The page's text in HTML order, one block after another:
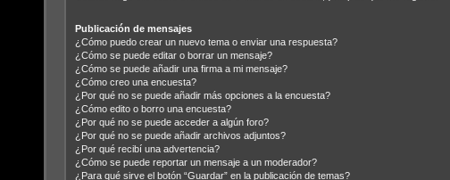
Publicación de mensajes
¿Cómo puedo crear un nuevo tema o enviar una respuesta?
¿Cómo se puede editar o borrar un mensaje?
¿Cómo se puede añadir una firma a mi mensaje?
¿Cómo creo una encuesta?
¿Por qué no se puede añadir más opciones a la encuesta?
¿Cómo edito o borro una encuesta?
¿Por qué no se puede acceder a algún foro?
¿Por qué no se puede añadir archivos adjuntos?
¿Por qué recibí una advertencia?
¿Cómo se puede reportar un mensaje a un moderador?
¿Para qué sirve el botón “Guardar” en la publicación de temas?